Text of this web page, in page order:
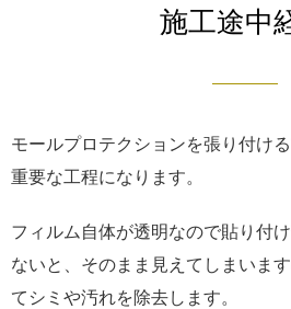
施工途中
モールプロテクションを張り付け
重要な工程になります。
フィルム自体が透明なので貼り付
ないと、そのまま見えてしまいま
てシミや汚れを除去します。